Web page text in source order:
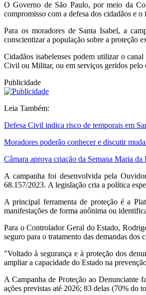
O Governo de São Paulo, por meio da
compromisso com a defesa dos cidadãos e
Para os moradores de Santa Isabel, a
conscientizar a população sobre a proteção
Cidadãos isabelenses podem utilizar o
Civil ou Militar, ou em serviços geridos pelo
Publicidade
Leia Também:
Defesa Civil indica risco de temporais em
Moradores poderão conhecer e discutir
Câmara aprova criação da Semana Maria
A campanha foi desenvolvida pela
68.157/2023. A legislação cria a política
A principal ferramenta de proteção é a
manifestações de forma anônima ou
Para o Controlador Geral do Estado,
seguro para o tratamento das demandas dos
"Voltado à segurança e à proteção dos
ampliar a capacidade do Estado na
A Campanha de Proteção ao Denunciante
ações previstas até 2026; 83 delas (70% do